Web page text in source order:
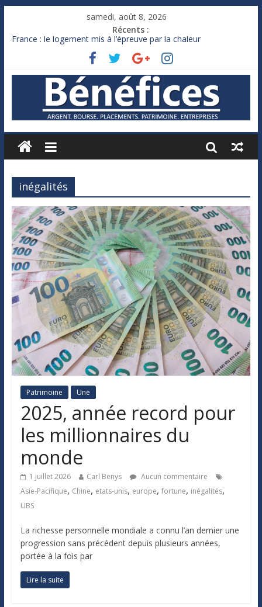
samedi, août 8, 2026
Récents :
France : le logement mis à l’épreuve par la chaleur
Des milliards de dollars de droits de douane déjà remboursés
Royaume-Uni : Andy Burnham recule sur l’impôt
Xavier Niel, le milliardaire qui ne touche presque rien
Ruée des fortunes russes vers l’étranger
inégalités
Patrimoine Une
2025, année record pour
les millionnaires du
monde
1 juillet 2026 Carl Benys
Aucun commentaire
Asie-Pacifique, Chine, etats-unis, europe, fortune, inégalités,
UBS
La richesse personnelle mondiale a connu l’an dernier une
progression sans précédent depuis plusieurs années,
portée à la fois par
Lire la suite